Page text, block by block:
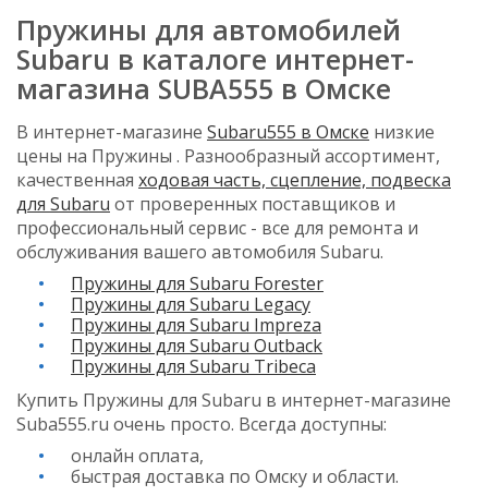
Пружины для автомобилей
Subaru в каталоге интернет-
магазина SUBA555 в Омске
В интернет-магазине Subaru555 в Омске низкие
цены на Пружины . Разнообразный ассортимент,
качественная ходовая часть, сцепление, подвеска
для Subaru от проверенных поставщиков и
профессиональный сервис - все для ремонта и
обслуживания вашего автомобиля Subaru.
Пружины для Subaru Forester
Пружины для Subaru Legacy
Пружины для Subaru Impreza
Пружины для Subaru Outback
Пружины для Subaru Tribeca
Купить Пружины для Subaru в интернет-магазине
Suba555.ru очень просто. Всегда доступны:
онлайн оплата,
быстрая доставка по Омску и области.